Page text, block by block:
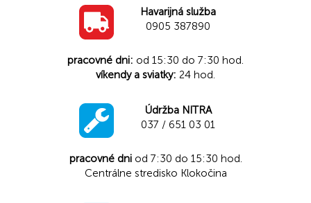
Havarijná služba
0905 387890
pracovné dni: od 15:30 do 7:30 hod.
víkendy a sviatky: 24 hod.
Údržba NITRA
037 / 651 03 01
pracovné dniod 7:30 do 15:30 hod.
Centrálne stredisko Klokočina